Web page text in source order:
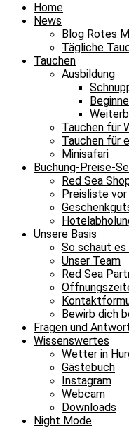
Home
News
Blog Rotes
Tägliche
Tauchen
Ausbildung
Tauchen für
Tauchen für
Minisafari
Buchung-Preise-
Red Sea
Preisliste vor
Unsere Basis
So schaut es
Unser Team
Red Sea
Bewirb dich
Fragen und
Wissenswertes
Wetter in
Gästebuch
Instagram
Webcam
Downloads
Night Mode